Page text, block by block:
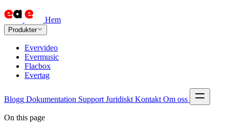
Hem
Produkter
Evervideo
Evermusic
Flacbox
Evertag
Blogg Dokumentation Support Juridiskt Kontakt Om oss
On this page